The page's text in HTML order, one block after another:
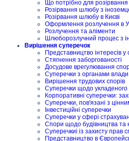
Що потрібно для
Розірвання шлюбу з
Розірвання шлюбу в Києві
Оформлення розлучення в
Розлучення та аліменти
Шлюборозлучний процес з
Вирішення суперечок
Представництво інтересів у
Стягнення заборгованості
Досудове врегулювання
Суперечки з органами
Вирішення трудових спорів
Суперечки щодо укладеного
Корпоративні суперечки:
Суперечки, пов'язані з
Інвестиційні суперечки
Суперечки у сфері
Спори щодо будівництва та
Суперечкиі із захисту прав
Представництво в